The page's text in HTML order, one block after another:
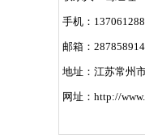
手机：
邮箱：
地址：江苏常州
网址：http://